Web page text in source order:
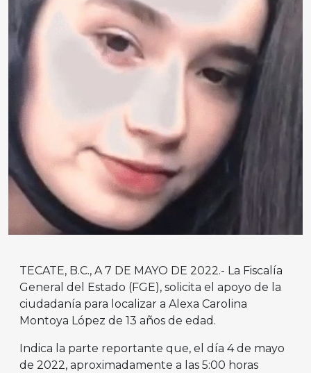
TECATE, B.C., A 7 DE MAYO DE 2022.- La Fiscalía
General del Estado (FGE), solicita el apoyo de la
ciudadanía para localizar a Alexa Carolina
Montoya López de 13 años de edad.
Indica la parte reportante que, el día 4 de mayo
de 2022, aproximadamente a las 5:00 horas